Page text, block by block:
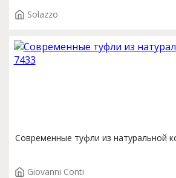
Solazzo
Современные туфли из натуральной
Giovanni Conti